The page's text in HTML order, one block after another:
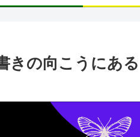
きの向こうにある